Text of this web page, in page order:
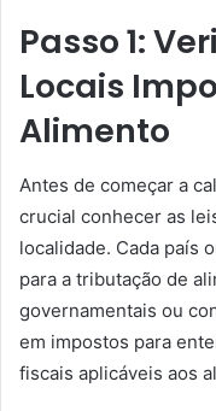
Passo 1:
Locais
Alimento
Antes de começar a
crucial conhecer as
localidade. Cada país
para a tributação de
governamentais ou
em impostos para
fiscais aplicáveis aos